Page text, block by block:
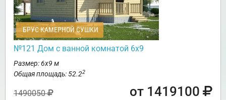
БРУС КАМЕРНОЙ СУШКИ
№121 Дом с ванной комнатой 6х9
Размер: 6х9 м
Общая площадь: 52.22
1490050 от 1419100